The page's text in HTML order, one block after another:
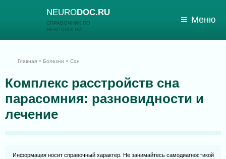
NEURODOC.RU
СПРАВОЧНИК ПО
НЕВРОЛОГИИ
Меню
Главная » Болезни » Сон
Комплекс расстройств сна
парасомния: разновидности и
лечение
Информация носит справочный характер. Не занимайтесь самодиагностикой